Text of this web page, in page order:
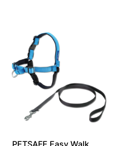
PETSAFE Easy Walk